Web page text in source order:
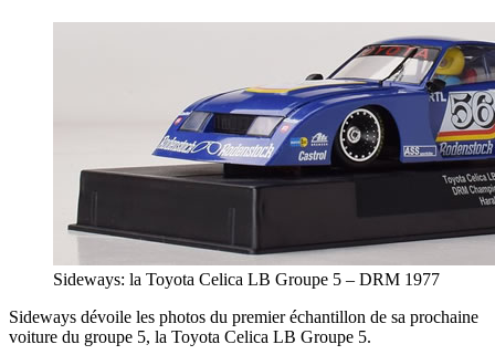
Sideways: la Toyota Celica LB Groupe 5 – DRM 1977
Sideways dévoile les photos du premier échantillon de sa prochaine
voiture du groupe 5, la Toyota Celica LB Groupe 5.